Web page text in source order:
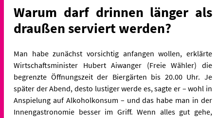
Warum darf drinnen länger als
draußen serviert werden?
Man habe zunächst vorsichtig anfangen wollen, erklärte
Wirtschaftsminister Hubert Aiwanger (Freie Wähler) die
begrenzte Öffnungszeit der Biergärten bis 20.00 Uhr. Je
später der Abend, desto lustiger werde es, sagte er – wohl in
Anspielung auf Alkoholkonsum – und das habe man in der
Innengastronomie besser im Griff. Wenn alles gut gehe,